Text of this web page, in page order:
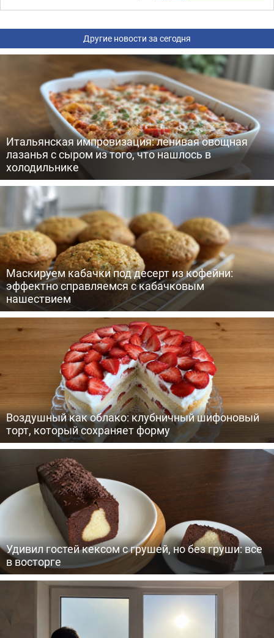
Другие новости за сегодня
Итальянская импровизация: ленивая овощная
лазанья с сыром из того, что нашлось в
холодильнике
Маскируем кабачки под десерт из кофейни:
эффектно справляемся с кабачковым
нашествием
Воздушный как облако: клубничный шифоновый
торт, который сохраняет форму
Удивил гостей кексом с грушей, но без груши: все
в восторге